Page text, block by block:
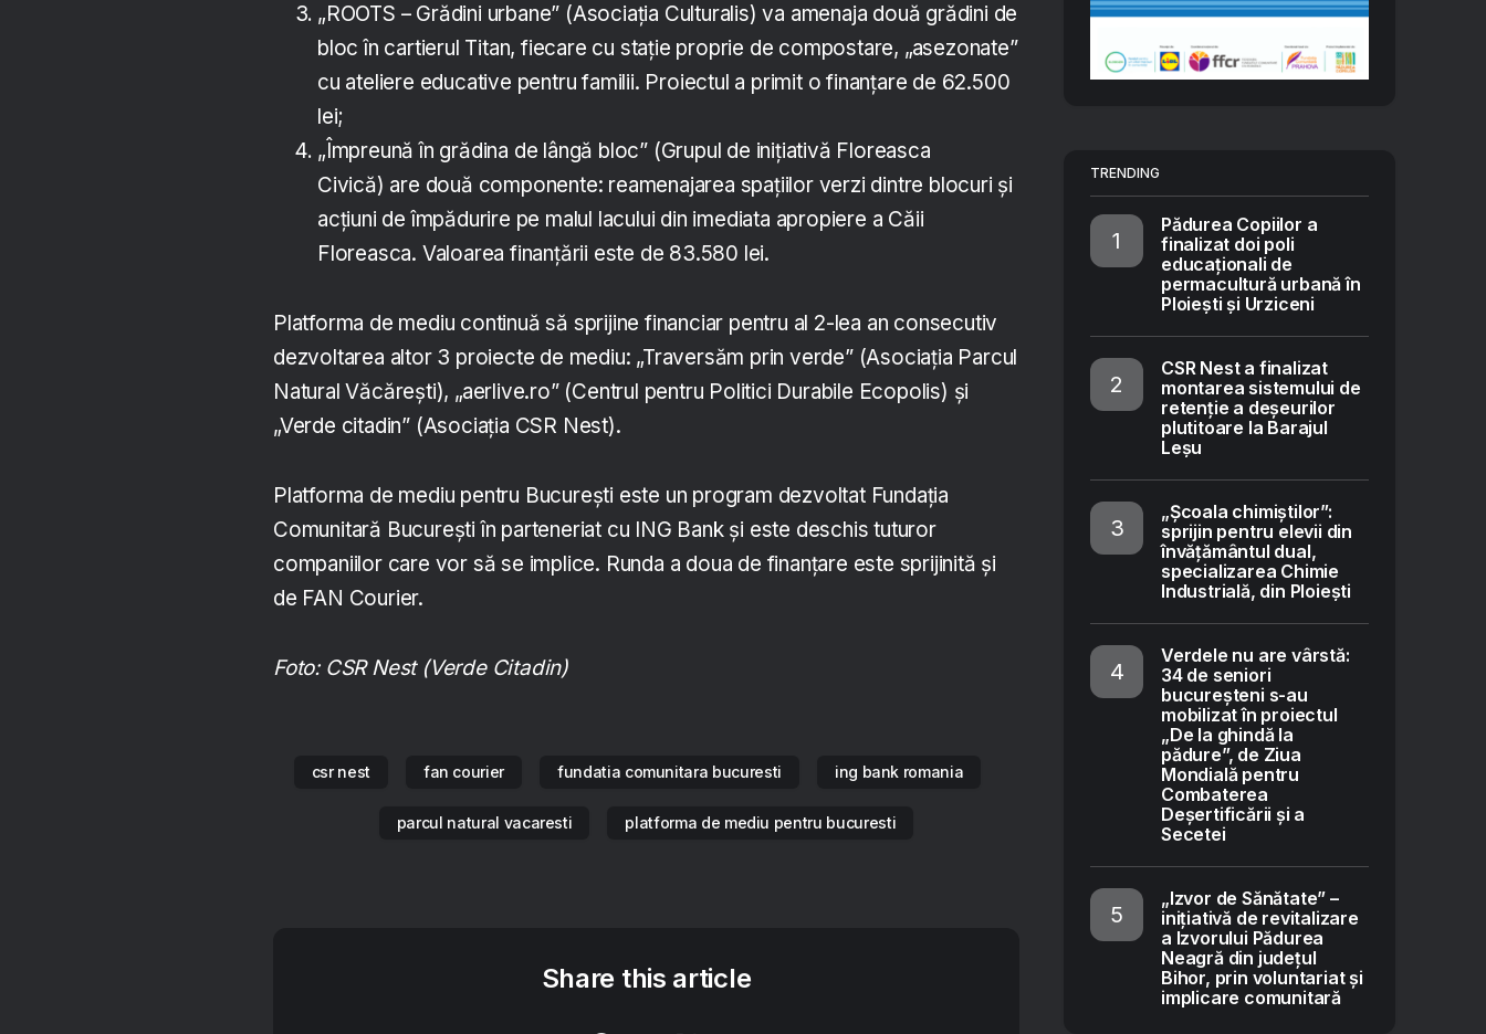
„ROOTS – Grădini urbane” (Asociația Culturalis) va amenaja două grădini de
bloc în cartierul Titan, fiecare cu stație proprie de compostare, „asezonate”
cu ateliere educative pentru familii. Proiectul a primit o finanțare de 62.500
lei;
„Împreună în grădina de lângă bloc” (Grupul de inițiativă Floreasca
Civică) are două componente: reamenajarea spațiilor verzi dintre blocuri și
acțiuni de împădurire pe malul lacului din imediata apropiere a Căii
Floreasca. Valoarea finanțării este de 83.580 lei.
Platforma de mediu continuă să sprijine financiar pentru al 2-lea an consecutiv
dezvoltarea altor 3 proiecte de mediu: „Traversăm prin verde” (Asociația Parcul
Natural Văcărești), „aerlive.ro” (Centrul pentru Politici Durabile Ecopolis) și
„Verde citadin” (Asociația CSR Nest).
Platforma de mediu pentru București este un program dezvoltat Fundația
Comunitară București în parteneriat cu ING Bank și este deschis tuturor
companiilor care vor să se implice. Runda a doua de finanțare este sprijinită și
de FAN Courier.
Foto: CSR Nest (Verde Citadin)
csr nest fan courier fundatia comunitara bucuresti ing bank romania
parcul natural vacaresti platforma de mediu pentru bucuresti
Share this article
TRENDING
Pădurea Copiilor a
finalizat doi poli
educaționali de
permacultură urbană în
Ploiești și Urziceni
CSR Nest a finalizat
montarea sistemului de
retenție a deșeurilor
plutitoare la Barajul
Leșu
„Școala chimiștilor”:
sprijin pentru elevii din
învățământul dual,
specializarea Chimie
Industrială, din Ploiești
Verdele nu are vârstă:
34 de seniori
bucureșteni s-au
mobilizat în proiectul
„De la ghindă la
pădure”, de Ziua
Mondială pentru
Combaterea
Deșertificării și a
Secetei
„Izvor de Sănătate” –
inițiativă de revitalizare
a Izvorului Pădurea
Neagră din județul
Bihor, prin voluntariat și
implicare comunitară